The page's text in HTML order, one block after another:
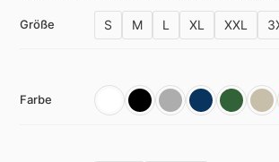
Größe S M L XL XXL
Farbe